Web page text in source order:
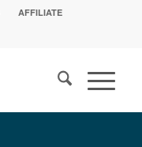
AFFILIATE